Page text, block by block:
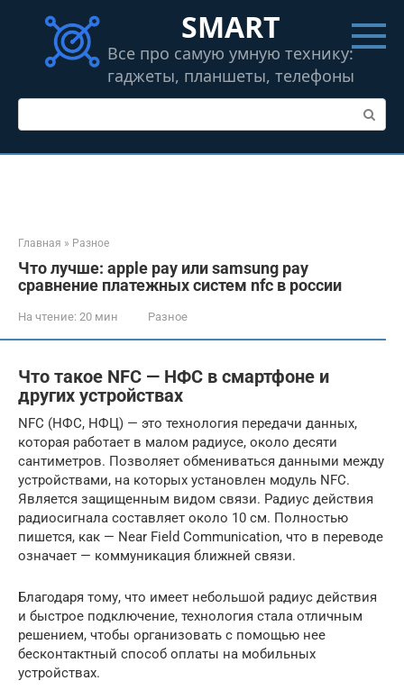
контенту
SMART
Все про самую умную технику:
гаджеты, планшеты, телефоны
Поиск:
Главная » Разное
Что лучше: apple pay или samsung pay
сравнение платежных систем nfc в россии
На чтение: 20 мин Разное
Что такое NFC — НФС в смартфоне и
других устройствах
NFC (НФС, НФЦ) — это технология передачи данных,
которая работает в малом радиусе, около десяти
сантиметров. Позволяет обмениваться данными между
устройствами, на которых установлен модуль NFC.
Является защищенным видом связи. Радиус действия
радиосигнала составляет около 10 см. Полностью
пишется, как — Near Field Communication, что в переводе
означает — коммуникация ближней связи.
Благодаря тому, что имеет небольшой радиус действия
и быстрое подключение, технология стала отличным
решением, чтобы организовать с помощью нее
бесконтактный способ оплаты на мобильных
устройствах.